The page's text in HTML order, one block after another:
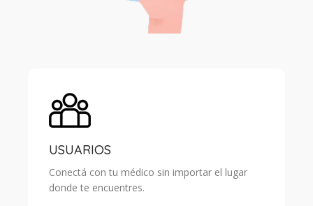
USUARIOS
Conectá con tu médico sin importar el lugar
donde te encuentres.